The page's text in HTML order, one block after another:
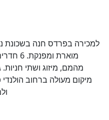
למכירה בפרדס חנה בשכונת
מוארת
מהמם, מיזוג ושתי
מיקום מעולה ברחוב